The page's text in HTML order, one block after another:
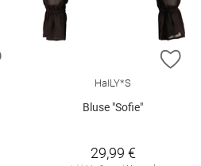
ZUR WUNSCHLISTE HINZUFÜGEN
HaILY*S
Bluse "Sofie"
29,99 €